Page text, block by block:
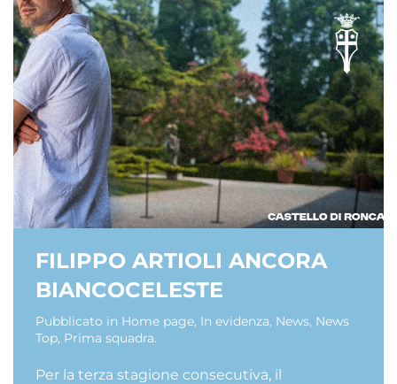
FILIPPO ARTIOLI ANCORA
BIANCOCELESTE
Pubblicato in Home page, In evidenza, News, News
Top, Prima squadra.
Per la terza stagione consecutiva, il